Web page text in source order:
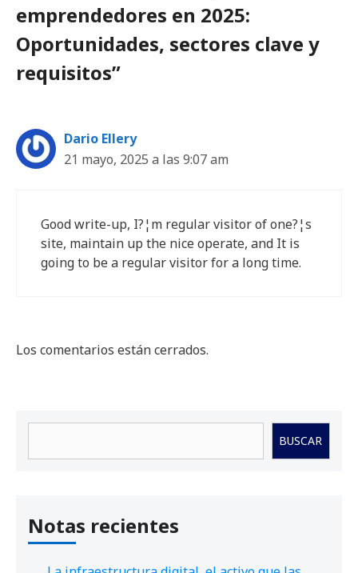
emprendedores en 2025:
Oportunidades, sectores clave y
requisitos”
Dario Ellery
21 mayo, 2025 a las 9:07 am
Good write-up, I?¦m regular visitor of one?¦s
site, maintain up the nice operate, and It is
going to be a regular visitor for a long time.
Los comentarios están cerrados.
BUSCAR
Notas recientes